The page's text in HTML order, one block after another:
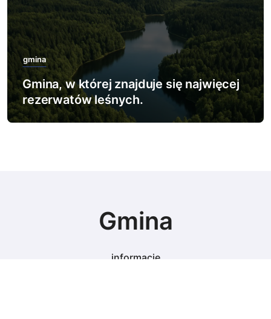
gmina
Gmina, w której znajduje się najwięcej
rezerwatów leśnych.
Gmina
informacje